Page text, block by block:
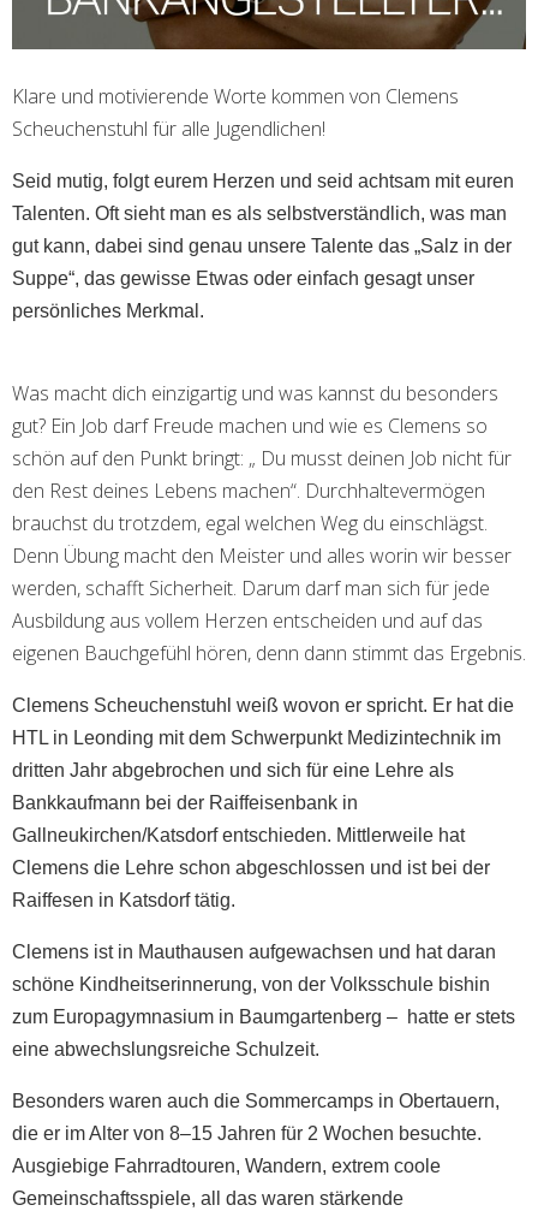
Klare und motivierende Worte kommen von Clemens
Scheuchenstuhl für alle Jugendlichen!
Seid mutig, folgt eurem Herzen und seid achtsam mit euren
Talenten. Oft sieht man es als selbstverständlich, was man
gut kann, dabei sind genau unsere Talente das „Salz in der
Suppe“, das gewisse Etwas oder einfach gesagt unser
persönliches Merkmal.
Was macht dich einzigartig und was kannst du besonders
gut? Ein Job darf Freude machen und wie es Clemens so
schön auf den Punkt bringt: „ Du musst deinen Job nicht für
den Rest deines Lebens machen“. Durchhaltevermögen
brauchst du trotzdem, egal welchen Weg du einschlägst.
Denn Übung macht den Meister und alles worin wir besser
werden, schafft Sicherheit. Darum darf man sich für jede
Ausbildung aus vollem Herzen entscheiden und auf das
eigenen Bauchgefühl hören, denn dann stimmt das Ergebnis.
Clemens Scheuchenstuhl weiß wovon er spricht. Er hat die
HTL in Leonding mit dem Schwerpunkt Medizintechnik im
dritten Jahr abgebrochen und sich für eine Lehre als
Bankkaufmann bei der Raiffeisenbank in
Gallneukirchen/Katsdorf entschieden. Mittlerweile hat
Clemens die Lehre schon abgeschlossen und ist bei der
Raiffesen in Katsdorf tätig.
Clemens ist in Mauthausen aufgewachsen und hat daran
schöne Kindheitserinnerung, von der Volksschule bishin
zum Europagymnasium in Baumgartenberg – hatte er stets
eine abwechslungsreiche Schulzeit.
Besonders waren auch die Sommercamps in Obertauern,
die er im Alter von 8–15 Jahren für 2 Wochen besuchte.
Ausgiebige Fahrradtouren, Wandern, extrem coole
Gemeinschaftsspiele, all das waren stärkende